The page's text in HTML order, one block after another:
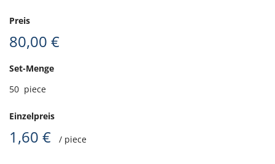
Preis
80,00 €
Set-Menge
50 piece
Einzelpreis
1,60 € / piece